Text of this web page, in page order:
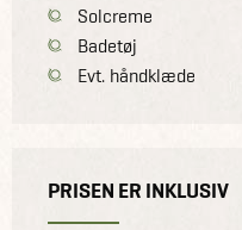
Solcreme
Badetøj
Evt. håndklæde
PRISEN ER INKLUSIV